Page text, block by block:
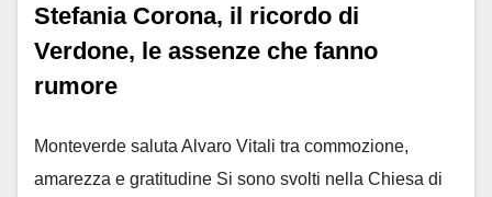
Stefania Corona, il ricordo di
Verdone, le assenze che fanno
rumore
Monteverde saluta Alvaro Vitali tra commozione,
amarezza e gratitudine Si sono svolti nella Chiesa di